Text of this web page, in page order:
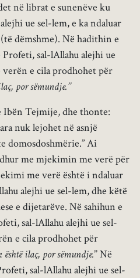
në librat e sunenëve ku
ue sel-lem, e ka ndaluar
dëmshme). Në hadithin e
sal-lAllahu alejhi ue
e cila prodhohet për
por sëmundje.’’
Tejmije, dhe thonte:
nuk lejohet në asnjë
domosdoshmërie.” Ai
me mjekimin me verë për
me verë është i ndaluar
alejhi ue sel-lem, dhe këtë
e dijetarëve. Në sahihun e
sal-lAllahu alejhi ue sel-
e cila prodhohet për
ilaç, por sëmundje.’’ Në
sal-lAllahu alejhi ue sel-